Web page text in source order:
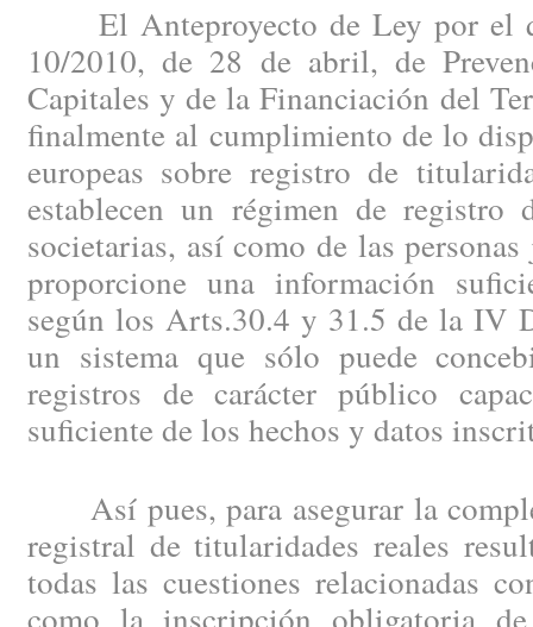
El Anteproyecto de Ley por el
10/2010, de 28 de abril, de
Capitales y de la Financiación del
finalmente al cumplimiento de lo
europeas sobre registro de
establecen un régimen de registro
societarias, así como de las
proporcione una información
según los Arts.30.4 y 31.5 de la IV
un sistema que sólo puede
registros de carácter público
suficiente de los hechos y datos
Así pues, para asegurar la
registral de titularidades reales
todas las cuestiones relacionadas
como la inscripción obligatoria